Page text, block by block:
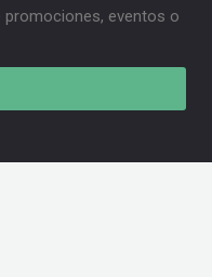
eventos o